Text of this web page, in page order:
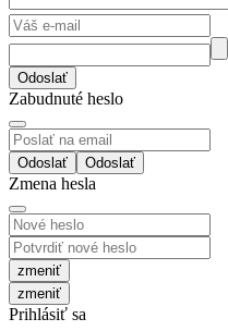
Odoslať
Zabudnuté heslo
Odoslať
Zmena hesla
zmeniť
Prihlásiť sa